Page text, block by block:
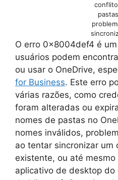
O erro 0x8004def4 é
usuários podem
ou usar o OneDrive,
for Business. Este erro
várias razões, como
foram alteradas ou
nomes de pastas no
nomes inválidos,
ao tentar sincronizar um
existente, ou até
aplicativo de desktop do